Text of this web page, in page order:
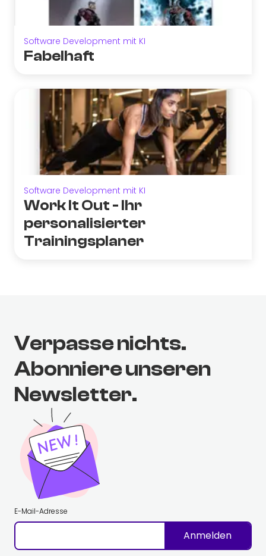
Software Development mit KI
Fabelhaft
Software Development mit KI
Work It Out - Ihr
personalisierter
Trainingsplaner
Verpasse nichts.
Abonniere unseren
Newsletter.
E-Mail-Adresse
Anmelden